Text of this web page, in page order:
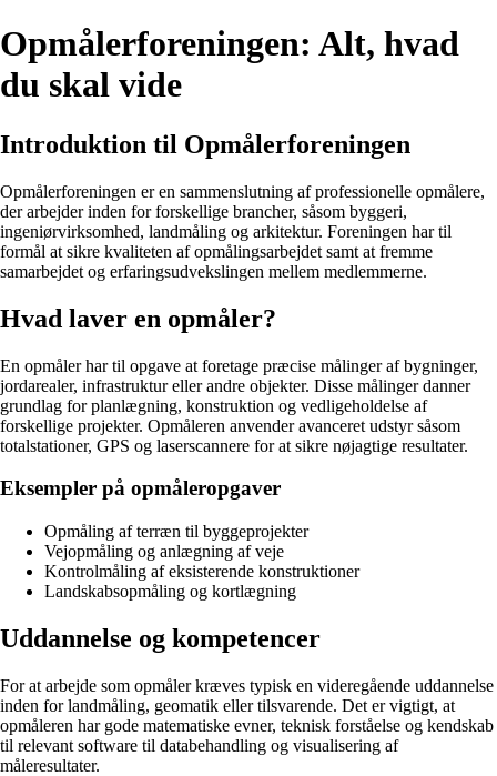
Opmålerforeningen: Alt, hvad
du skal vide
Introduktion til Opmålerforeningen
Opmålerforeningen er en sammenslutning af professionelle opmålere,
der arbejder inden for forskellige brancher, såsom byggeri,
ingeniørvirksomhed, landmåling og arkitektur. Foreningen har til
formål at sikre kvaliteten af opmålingsarbejdet samt at fremme
samarbejdet og erfaringsudvekslingen mellem medlemmerne.
Hvad laver en opmåler?
En opmåler har til opgave at foretage præcise målinger af bygninger,
jordarealer, infrastruktur eller andre objekter. Disse målinger danner
grundlag for planlægning, konstruktion og vedligeholdelse af
forskellige projekter. Opmåleren anvender avanceret udstyr såsom
totalstationer, GPS og laserscannere for at sikre nøjagtige resultater.
Eksempler på opmåleropgaver
Opmåling af terræn til byggeprojekter
Vejopmåling og anlægning af veje
Kontrolmåling af eksisterende konstruktioner
Landskabsopmåling og kortlægning
Uddannelse og kompetencer
For at arbejde som opmåler kræves typisk en videregående uddannelse
inden for landmåling, geomatik eller tilsvarende. Det er vigtigt, at
opmåleren har gode matematiske evner, teknisk forståelse og kendskab
til relevant software til databehandling og visualisering af
måleresultater.